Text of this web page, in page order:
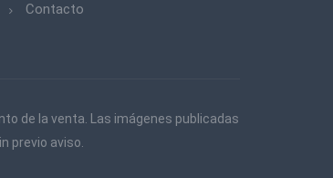
Contacto
de la venta. Las imágenes publicadas
previo aviso.